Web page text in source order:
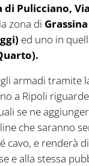
di Pulicciano,
zona di
ed uno in
armadi tramite
a Ripoli
se ne
che saranno
cavo, e renderà
e alla stessa